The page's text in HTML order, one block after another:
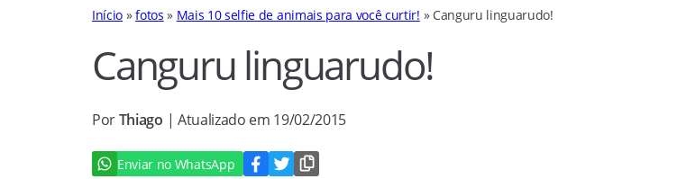
Início »fotos » Mais 10 selfie de animais para você curtir! » Canguru linguarudo!
Canguru linguarudo!
PorThiago | Atualizado em 19/02/2015
Enviar no WhatsApp